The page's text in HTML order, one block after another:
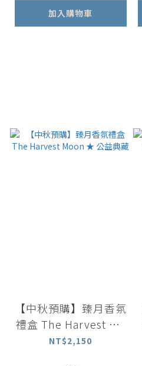
加入購物車
【中秋預購】臻月香氛
禮盒 The Harvest Mo
on ★ 公益典藏
NT$2,150